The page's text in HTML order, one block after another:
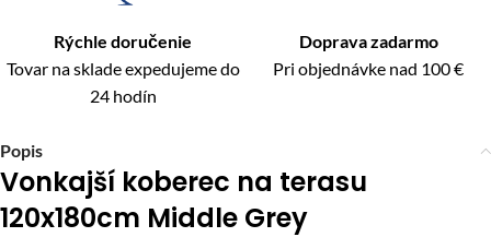
Rýchle doručenie
Tovar na sklade expedujeme do
24 hodín
Doprava zadarmo
Pri objednávke nad 100 €
Popis
Vonkajší koberec na terasu
120x180cm Middle Grey